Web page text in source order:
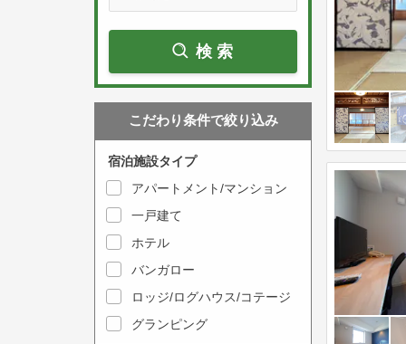
a
r
w
e
t
o
t
e
w
a
r
w
k
t
o
n
検索
こだわり条件で絞り込み
宿泊施設タイプ
アパートメント/マンション
一戸建て
ホテル
バンガロー
ロッジ/ログハウス/コテージ
グランピング